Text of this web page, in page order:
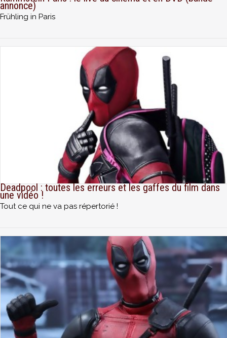
annonce)
Frühling in Paris
Deadpool : toutes les erreurs et les gaffes du film dans
une vidéo !
Tout ce qui ne va pas répertorié !